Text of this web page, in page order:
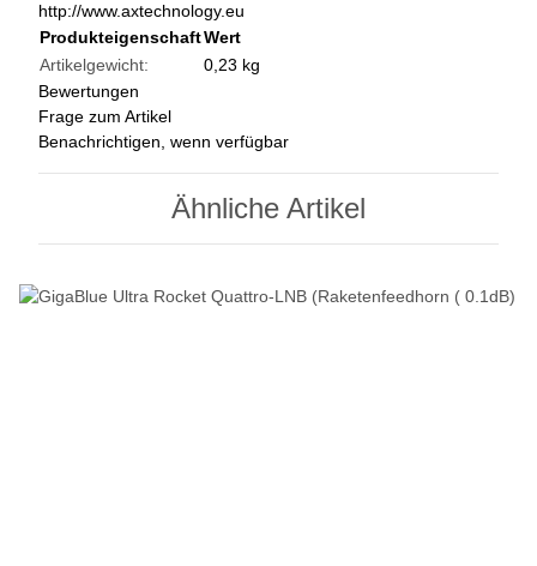
http://www.axtechnology.eu
ProdukteigenschaftWert
Artikelgewicht:
0,23 kg
Bewertungen
Frage zum Artikel
Benachrichtigen, wenn verfügbar
Ähnliche Artikel